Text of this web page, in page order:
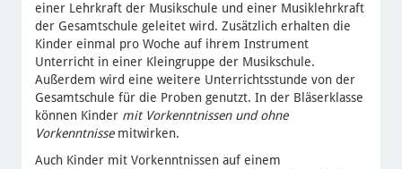
einer Lehrkraft der Musikschule und einer Musiklehrkraft
der Gesamtschule geleitet wird. Zusätzlich erhalten die
Kinder einmal pro Woche auf ihrem Instrument
Unterricht in einer Kleingruppe der Musikschule.
Außerdem wird eine weitere Unterrichtsstunde von der
Gesamtschule für die Proben genutzt. In der Bläserklasse
können Kinder mit Vorkenntnissen und ohne
Vorkenntnissemitwirken.
Auch Kinder mit Vorkenntnissen auf einem